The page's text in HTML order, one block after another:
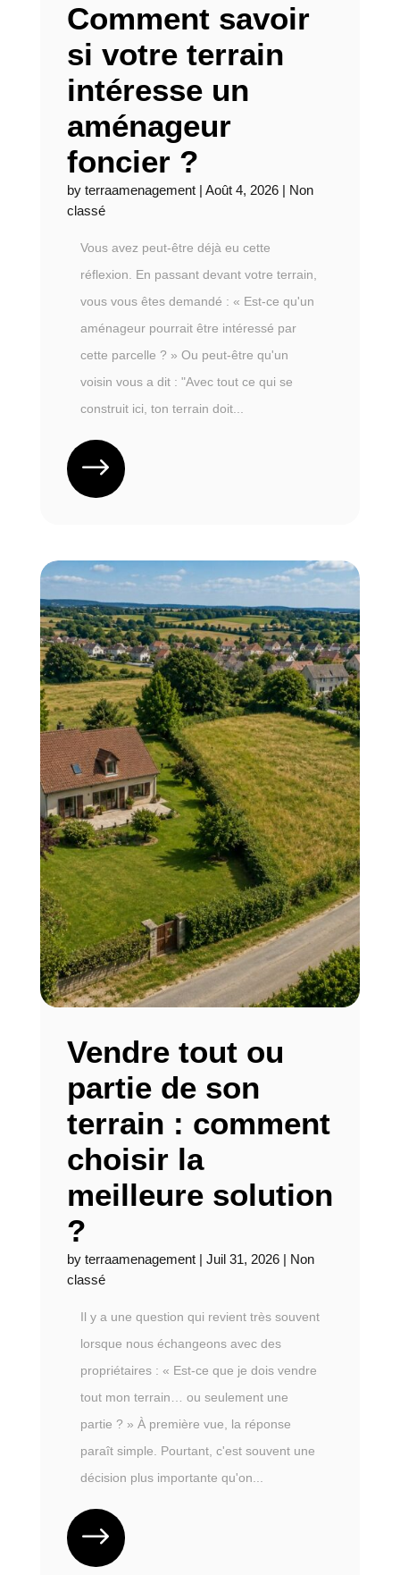
Comment savoir
si votre terrain
intéresse un
aménageur
foncier ?
by terraamenagement| Août 4, 2026| Non
classé
Vous avez peut-être déjà eu cette
réflexion. En passant devant votre terrain,
vous vous êtes demandé : « Est-ce qu'un
aménageur pourrait être intéressé par
cette parcelle ? » Ou peut-être qu'un
voisin vous a dit : "Avec tout ce qui se
construit ici, ton terrain doit...
Vendre tout ou
partie de son
terrain : comment
choisir la
meilleure solution
?
by terraamenagement| Juil 31, 2026| Non
classé
Il y a une question qui revient très souvent
lorsque nous échangeons avec des
propriétaires : « Est-ce que je dois vendre
tout mon terrain… ou seulement une
partie ? » À première vue, la réponse
paraît simple. Pourtant, c'est souvent une
décision plus importante qu'on...